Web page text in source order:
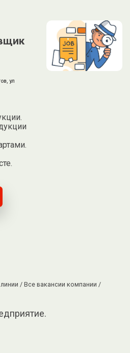
ул
/ Все вакансии компании /